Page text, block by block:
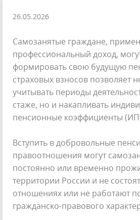
26.05.2026
Самозанятые граждане,
профессиональный доход,
формировать свою будущую
страховых взносов позволяет
учитывать периоды
стаже, но и накапливать
пенсионные коэффициенты
Вступить в добровольные
правоотношения могут
постоянно или временно
территории России и не
отношениях или не работают
гражданско-правового